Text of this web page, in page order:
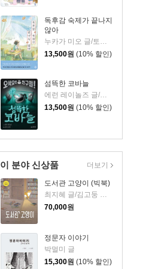
독후감 숙제가 끝나지
않아
13,500원 (10% 할인)
섬뜩한 코바늘
에런 레이놀즈 글/피터 브라운 그림/홍연미 역
13,500원 (10% 할인)
이 분야 신상품
도서관 고양이 (빅북)
70,000원
정문자 이야기
박멀미 글
15,300원 (10% 할인)
더보기